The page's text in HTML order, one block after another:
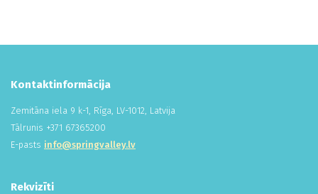
Kontaktinformācija
Zemitāna iela 9 k-1, Rīga, LV-1012, Latvija
Tālrunis +371 67365200
E-pasts info@springvalley.lv
Rekvizīti